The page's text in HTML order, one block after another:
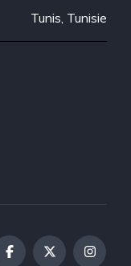
Tunis, Tunisie